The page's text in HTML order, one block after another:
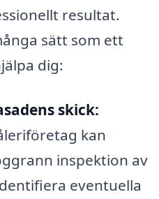
resultat.
sätt som ett
dig:
skick:
kan
inspektion av
eventuella